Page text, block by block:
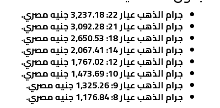
جرام الذهب عيار 22 : 3,237.18 جنيه مصري.
جرام الذهب عيار 21 : 3,092.28 جنيه مصري.
جرام الذهب عيار 18 : 2,650.53 جنيه مصري.
جرام الذهب عيار 14 : 2,067.41 جنيه مصري.
جرام الذهب عيار 12 : 1,767.02 جنيه مصري.
جرام الذهب عيار 10 : 1,473.69 جنيه مصري.
جرام الذهب عيار 9 : 1,325.26 جنيه مصري.
جرام الذهب عيار 8 : 1,176.84 جنيه مصري.